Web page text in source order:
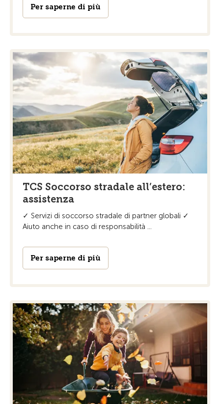
Per saperne di più
TCS Soccorso stradale all’estero:
assistenza
✓ Servizi di soccorso stradale di partner globali ✓
Aiuto anche in caso di responsabilità ...
Per saperne di più